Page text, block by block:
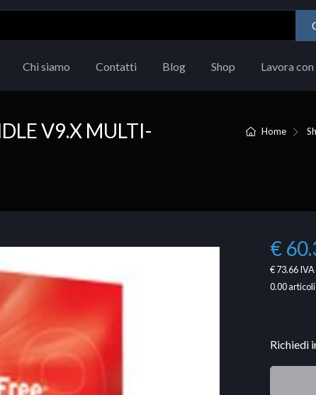
Chi siamo Contatti Blog Shop Lavora con
Home
V9.X MULTI-
€
€ 73.66IVA
0.00
Richiedi